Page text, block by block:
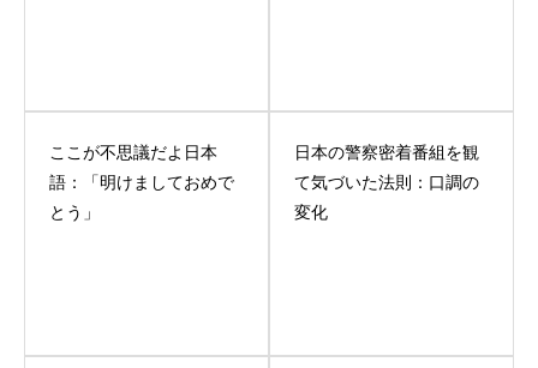
ここが不思議だよ日本
語：「明けましておめで
とう」
日本の警察密着番組を観
て気づいた法則：口調の
変化